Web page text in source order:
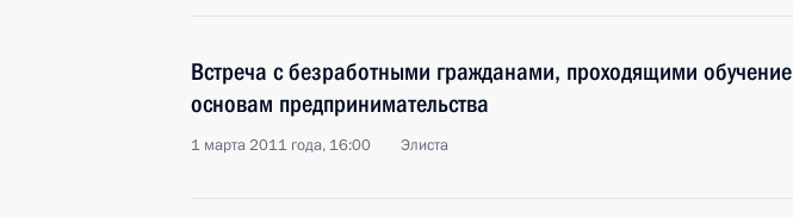
Встреча с безработными гражданами, проходящими обучение
основам предпринимательства
1 марта 2011 года, 16:00 Элиста